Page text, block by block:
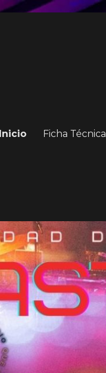
Inicio Ficha Técnica